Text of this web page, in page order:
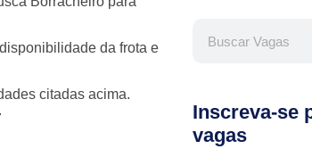
da frota e
citadas acima.
Inscreva-se
vagas